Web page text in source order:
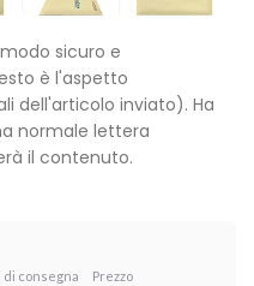
sicuro e
è l'aspetto
dell'articolo inviato). Ha
normale lettera
il contenuto.
di consegna Prezzo